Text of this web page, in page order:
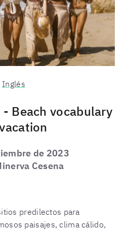
Inglés
Beach vocabulary
de 2023
Cesena
predilectos para
paisajes, clima cálido,